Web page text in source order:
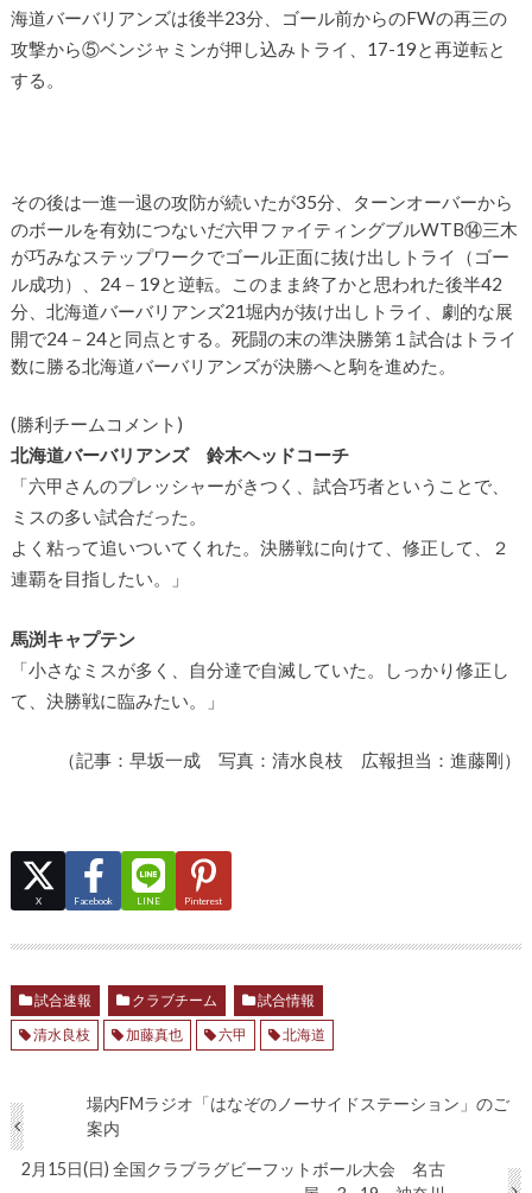
海道バーバリアンズは後半23分、ゴール前からのFWの再三の
攻撃から⑤ベンジャミンが押し込みトライ、17-19と再逆転と
する。
その後は一進一退の攻防が続いたが35分、ターンオーバーから
のボールを有効につないだ六甲ファイティングブルWTB⑭三木
が巧みなステップワークでゴール正面に抜け出しトライ（ゴー
ル成功）、24－19と逆転。このまま終了かと思われた後半42
分、北海道バーバリアンズ21堀内が抜け出しトライ、劇的な展
開で24－24と同点とする。死闘の末の準決勝第１試合はトライ
数に勝る北海道バーバリアンズが決勝へと駒を進めた。
(勝利チームコメント)
北海道バーバリアンズ 鈴木ヘッドコーチ
「六甲さんのプレッシャーがきつく、試合巧者ということで、
ミスの多い試合だった。
よく粘って追いついてくれた。決勝戦に向けて、修正して、２
連覇を目指したい。」
馬渕キャプテン
「小さなミスが多く、自分達で自滅していた。しっかり修正し
て、決勝戦に臨みたい。」
（記事：早坂一成 写真：清水良枝 広報担当：進藤剛）
X Facebook LINE Pinterest
試合速報 クラブチーム
試合情報
清水良枝
加藤真也 六甲 北海道
場内FMラジオ「はなぞのノーサイドステーション」のご
案内
2月15日(日) 全国クラブラグビーフットボール大会 名古